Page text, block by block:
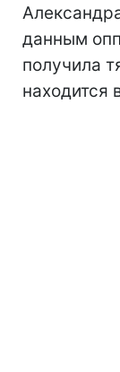
данным
получила
находится